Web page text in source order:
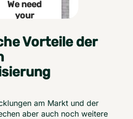
We need
your
load the
Youtube
Vorteile der
am Markt und der
aber auch noch weitere